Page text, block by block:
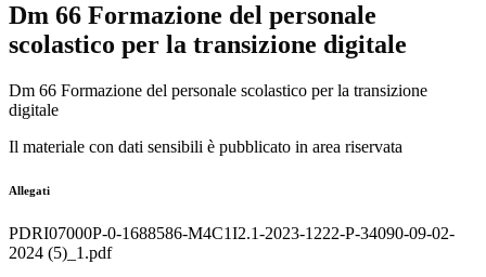
Dm 66 Formazione del personale
scolastico per la transizione digitale
Dm 66 Formazione del personale scolastico per la transizione
digitale
Il materiale con dati sensibili è pubblicato in area riservata
Allegati
PDRI07000P-0-1688586-M4C1I2.1-2023-1222-P-34090-09-02-
2024 (5)_1.pdf